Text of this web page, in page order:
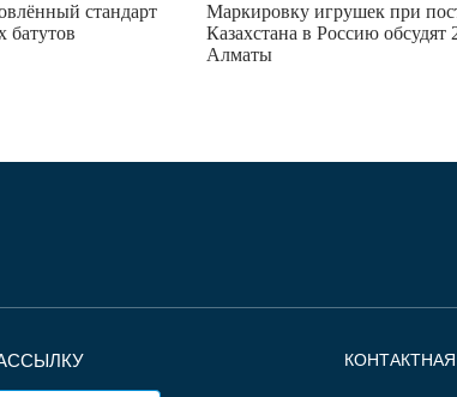
стандарт
батутов
Маркировку игрушек при
Казахстана в Россию обсудят
Алматы